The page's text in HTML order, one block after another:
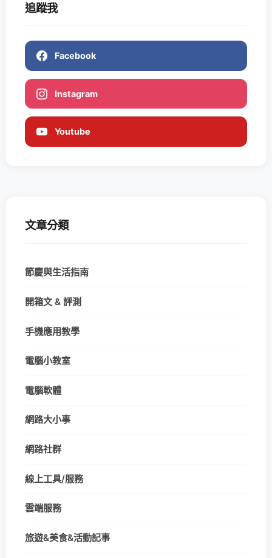
追蹤我
Facebook
Instagram
Youtube
文章分類
節慶與生活指南
開箱文 & 評測
手機應用教學
電腦小教室
電腦軟體
網路大小事
網路社群
線上工具/服務
雲端服務
旅遊&美食&活動記事